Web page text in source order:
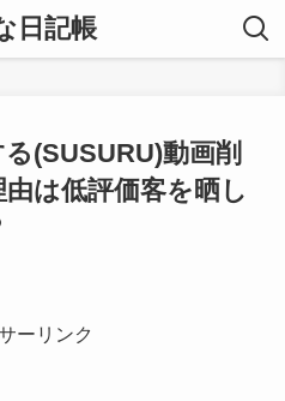
日記帳
る(SUSURU)動画削
は低評価客を晒し
ーリンク